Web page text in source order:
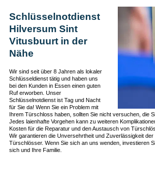
Schlüsselnotdienst
Hilversum Sint
Vitusbuurt in der
Nähe
Wir sind seit über 8 Jahren als lokaler
Schlüsseldienst tätig und haben uns
bei den Kunden in Essen einen guten
Ruf erworben. Unser
Schlüsselnotdienst ist Tag und Nacht
für Sie da! Wenn Sie ein Problem mit
Ihrem Türschloss haben, sollten Sie nicht versuchen, die
Jedes laienhafte Vorgehen kann zu weiteren
Kosten für die Reparatur und den Austausch von
Wir garantieren die Unversehrtheit und Zuverlässigkeit der
Türschlösser. Wenn Sie sich an uns wenden, investieren
sich und Ihre Familie.